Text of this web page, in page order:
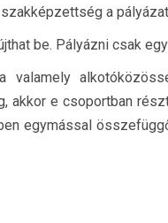
a
be. Pályázni csak
valamely
akkor e csoportban
egymással